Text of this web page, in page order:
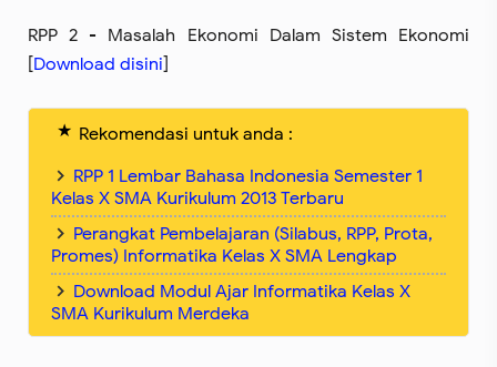
RPP 2 - Masalah Ekonomi Dalam Sistem Ekonomi
[Download disini]
Rekomendasi untuk anda :
RPP 1 Lembar Bahasa Indonesia Semester 1
Kelas X SMA Kurikulum 2013 Terbaru
Perangkat Pembelajaran (Silabus, RPP, Prota,
Promes) Informatika Kelas X SMA Lengkap
Download Modul Ajar Informatika Kelas X
SMA Kurikulum Merdeka